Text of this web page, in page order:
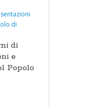
di
e
Popolo